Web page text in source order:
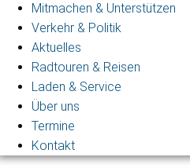
Mitmachen & Unterstützen
Verkehr & Politik
Aktuelles
Radtouren & Reisen
Laden & Service
Über uns
Termine
Kontakt